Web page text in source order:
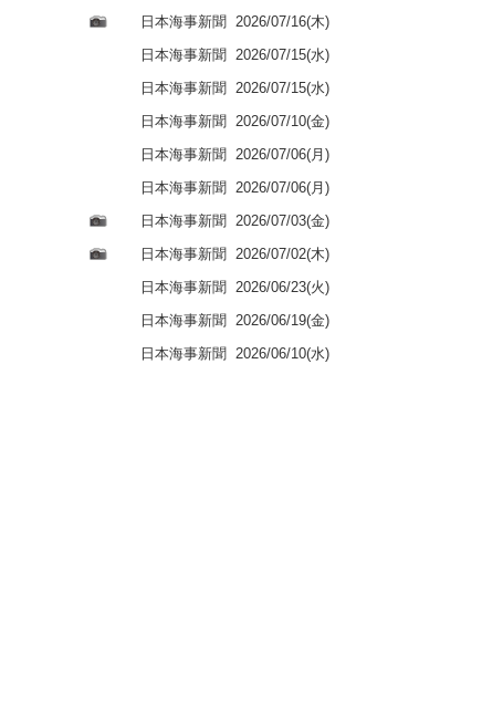
2026/07/16(木)
日本海事新聞
2026/07/15(水)
日本海事新聞
2026/07/15(水)
日本海事新聞
2026/07/10(金)
日本海事新聞
2026/07/06(月)
日本海事新聞
2026/07/06(月)
日本海事新聞
2026/07/03(金)
日本海事新聞
2026/07/02(木)
日本海事新聞
2026/06/23(火)
日本海事新聞
2026/06/19(金)
日本海事新聞
2026/06/10(水)
日本海事新聞